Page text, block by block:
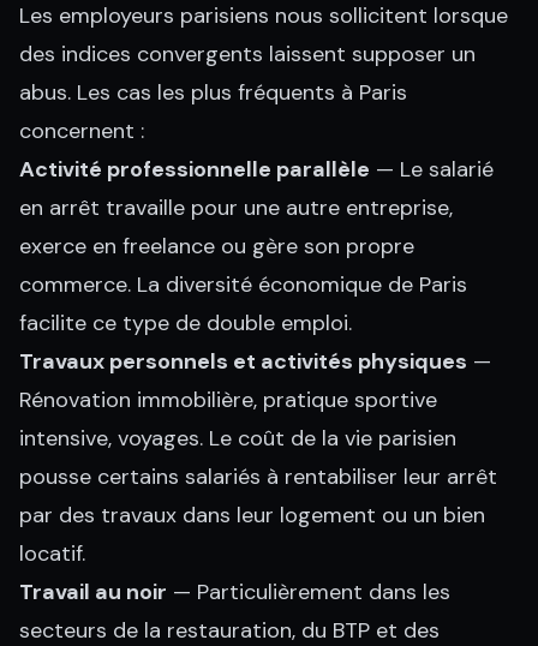
Les employeurs parisiens nous sollicitent lorsque
des indices convergents laissent supposer un
abus. Les cas les plus fréquents à Paris
concernent :
Activité professionnelle parallèle — Le salarié
en arrêt travaille pour une autre entreprise,
exerce en freelance ou gère son propre
commerce. La diversité économique de Paris
facilite ce type de double emploi.
Travaux personnels et activités physiques —
Rénovation immobilière, pratique sportive
intensive, voyages. Le coût de la vie parisien
pousse certains salariés à rentabiliser leur arrêt
par des travaux dans leur logement ou un bien
locatif.
Travail au noir — Particulièrement dans les
secteurs de la restauration, du BTP et des